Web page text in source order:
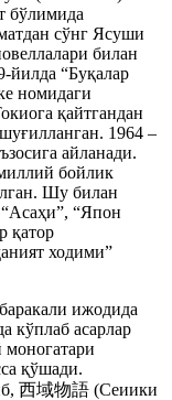
бўлимида
сўнг Ясуши
билан
йилда “Буқалар
номидаги
қайтгандан
1964 –
айланади.
бойлик
Шу билан
“Япон
қатор
ходими”
ижодида
кўплаб асарлар
моногатари
қўшади.
西域物語 (Сеиики